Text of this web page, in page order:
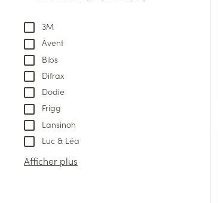
3M
Avent
Bibs
Difrax
Dodie
Frigg
Lansinoh
Luc & Léa
Afficher plus